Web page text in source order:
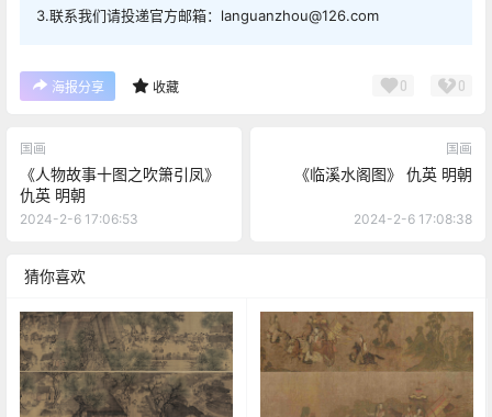
3.联系我们请投递官方邮箱：languanzhou@126.com
海报分享 收藏 0 0
国画
《人物故事十图之吹箫引凤》
仇英 明朝
2024-2-6 17:06:53
国画
《临溪水阁图》 仇英 明朝
2024-2-6 17:08:38
猜你喜欢